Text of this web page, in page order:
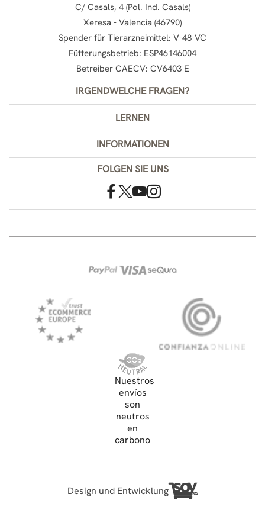
C/ Casals, 4 (Pol. Ind. Casals)
Xeresa - Valencia (46790)
Spender für Tierarzneimittel: V-48-VC
Fütterungsbetrieb: ESP46146004
Betreiber CAECV: CV6403 E
IRGENDWELCHE FRAGEN?
LERNEN
INFORMATIONEN
FOLGEN SIE UNS
Nuestros
envíos
son
neutros
en
carbono
Design und Entwicklung